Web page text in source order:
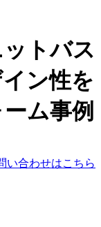
トバス
ン性を
ム事例